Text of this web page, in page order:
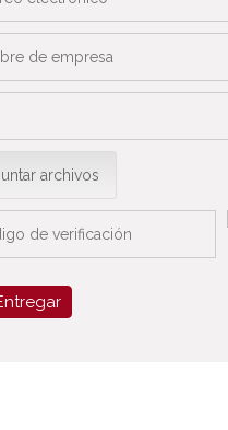
archivos